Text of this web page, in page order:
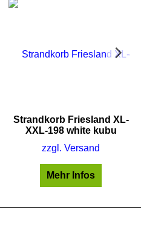
Strandkorb Friesland XL-
XXL-198 white kubu
zzgl. Versand
Mehr Infos